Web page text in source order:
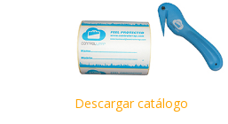
Descargar catálogo